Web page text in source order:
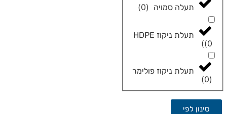
תעלה סמויה (
0
)
תעלת ניקוז HDPE
(0
)
תעלת ניקוז פולימר
(
0
)
סינון לפי